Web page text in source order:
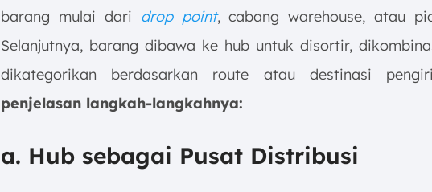
barang mulai dari drop point, cabang warehouse, atau
Selanjutnya, barang dibawa ke hub untuk disortir,
dikategorikan berdasarkan route atau destinasi
penjelasan langkah-langkahnya:
a. Hub sebagai Pusat Distribusi